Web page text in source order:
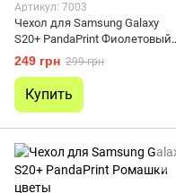
Артикул: 7003
Чехол для Samsung Galaxy
S20+ PandaPrint Фиолетовый
сад цветы
249 грн 299 грн
Купить